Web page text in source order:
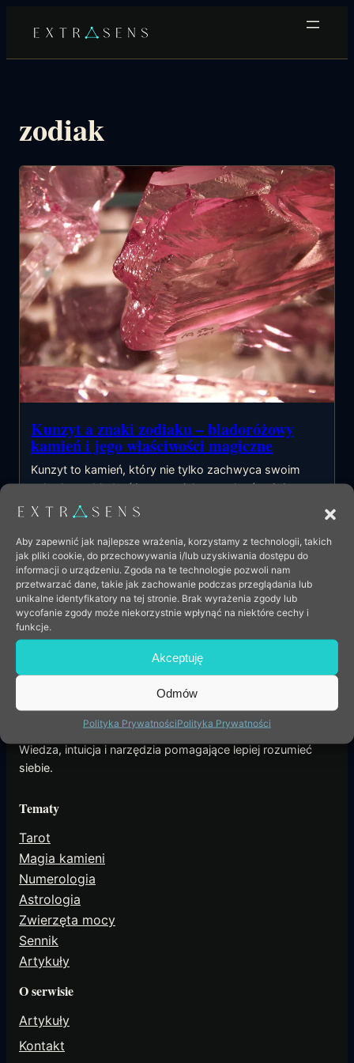
Aby zapewnić jak najlepsze wrażenia, korzystamy z technologii, takich
jak pliki cookie, do przechowywania i/lub uzyskiwania dostępu do
informacji o urządzeniu. Zgoda na te technologie pozwoli nam
przetwarzać dane, takie jak zachowanie podczas przeglądania lub
unikalne identyfikatory na tej stronie. Brak wyrażenia zgody lub
wycofanie zgody może niekorzystnie wpłynąć na niektóre cechy i
funkcje.
Akceptuję
Odmów
Polityka PrywatnościPolityka Prywatności
treści
zodiak
Kunzyt a znaki zodiaku – bladoróżowy
kamień i jego właściwości magiczne
Kunzyt to kamień, który nie tylko zachwyca swoim
subtelnym, bladoróżowym pięknem, ale również
unikalnymi właściwościami astrologicznymi. Jego
Czytaj dalej
Wiedza, intuicja i narzędzia pomagające lepiej rozumieć
siebie.
Tematy
Tarot
Magia kamieni
Numerologia
Astrologia
Zwierzęta mocy
Sennik
Artykuły
O serwisie
Artykuły
Kontakt